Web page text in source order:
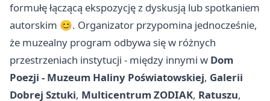
formułę łączącą ekspozycję z dyskusją lub spotkaniem
autorskim 😊. Organizator przypomina jednocześnie,
że muzealny program odbywa się w różnych
przestrzeniach instytucji - między innymi w Dom
Poezji - Muzeum Haliny Poświatowskiej, Galerii
Dobrej Sztuki, Multicentrum ZODIAK, Ratuszu,